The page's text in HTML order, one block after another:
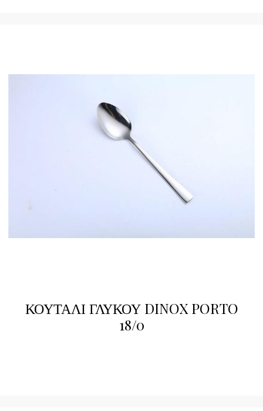
ΚΟΥΤΑΛΙ ΓΛΥΚΟΥ DINOX PORTO
18/0